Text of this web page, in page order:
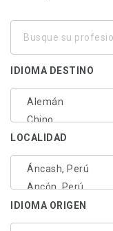
IDIOMA DESTINO
LOCALIDAD
IDIOMA ORIGEN